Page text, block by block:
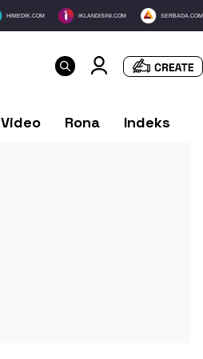
HIMEDIK.COM IKLANDISINI.COM SERBADA.COM
Video Rona Indeks